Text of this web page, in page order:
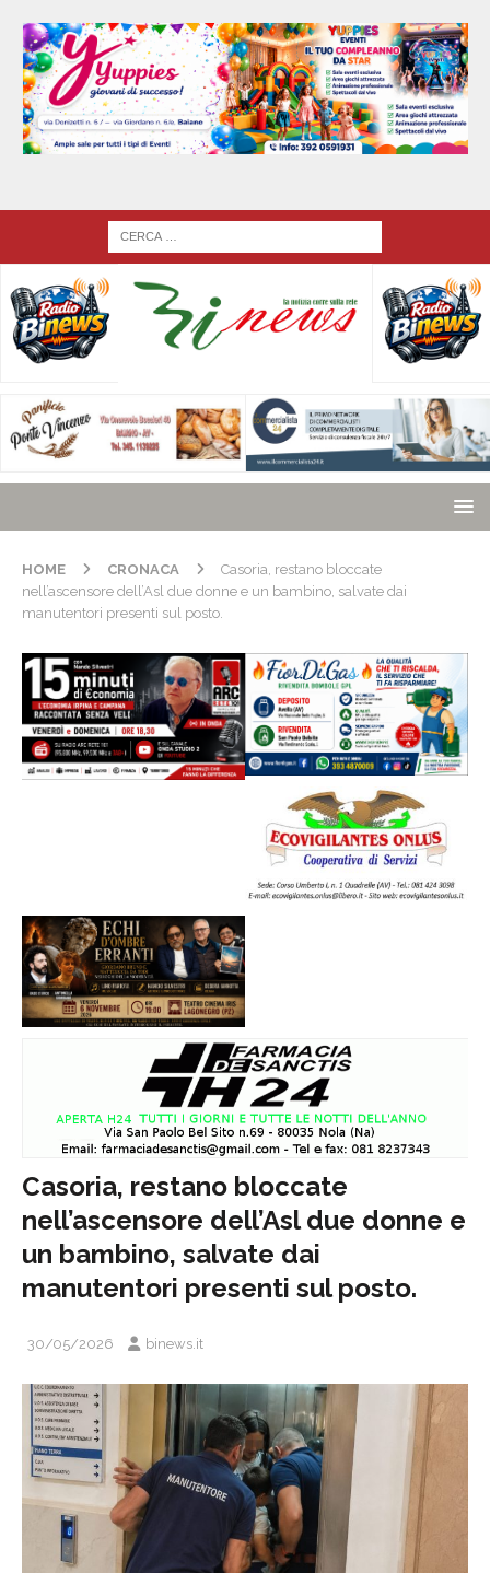
HOME CRONACA
Casoria, restano bloccate
nell’ascensore dell’Asl due donne e un bambino, salvate dai
manutentori presenti sul posto.
Casoria, restano bloccate
nell’ascensore dell’Asl due donne e
un bambino, salvate dai
manutentori presenti sul posto.
30/05/2026 binews.it